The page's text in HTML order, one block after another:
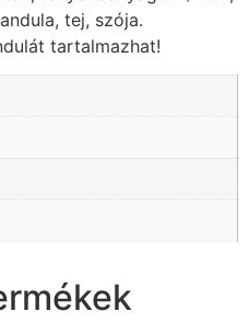
tej, szója.
tartalmazhat!